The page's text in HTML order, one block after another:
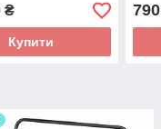
₴
Купити
790